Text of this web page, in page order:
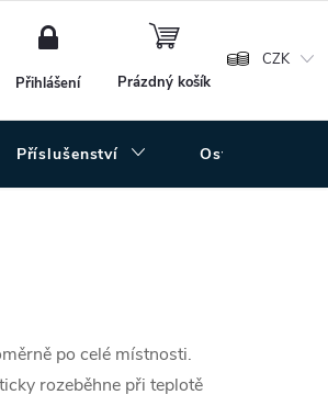
CZK
Přihlášení
NÁKUPNÍ
Prázdný košík
Příslušenství Ostatní
po celé místnosti.
rozeběhne při teplotě